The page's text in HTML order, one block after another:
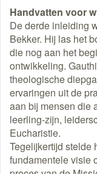
Handvatten voor
De derde inleiding
Bekker. Hij las het
die nog aan het
ontwikkeling.
theologische
ervaringen uit de
aan bij mensen die
leerling-zijn,
Eucharistie.
Tegelijkertijd stelde
fundamentele visie